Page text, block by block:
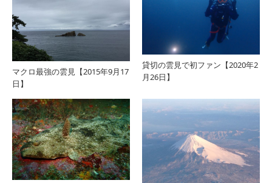
マクロ最強の雲見【2015年9月17
日】
貸切の雲見で初ファン【2020年2
月26日】